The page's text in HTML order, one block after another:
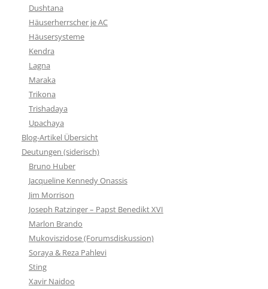
Dushtana
Häuserherrscher je AC
Häusersysteme
Kendra
Lagna
Maraka
Trikona
Trishadaya
Upachaya
Blog-Artikel Übersicht
Deutungen (siderisch)
Bruno Huber
Jacqueline Kennedy Onassis
Jim Morrison
Joseph Ratzinger – Papst Benedikt XVI
Marlon Brando
Mukoviszidose (Forumsdiskussion)
Soraya & Reza Pahlevi
Sting
Xavir Naidoo